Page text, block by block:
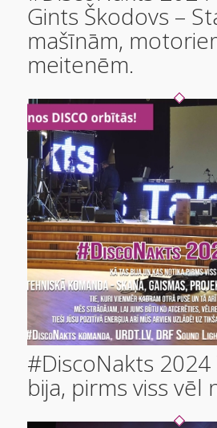
Gints Škodovs –
mašīnām,
meitenēm.
#DiscoNakts 2024
bija, pirms viss vēl